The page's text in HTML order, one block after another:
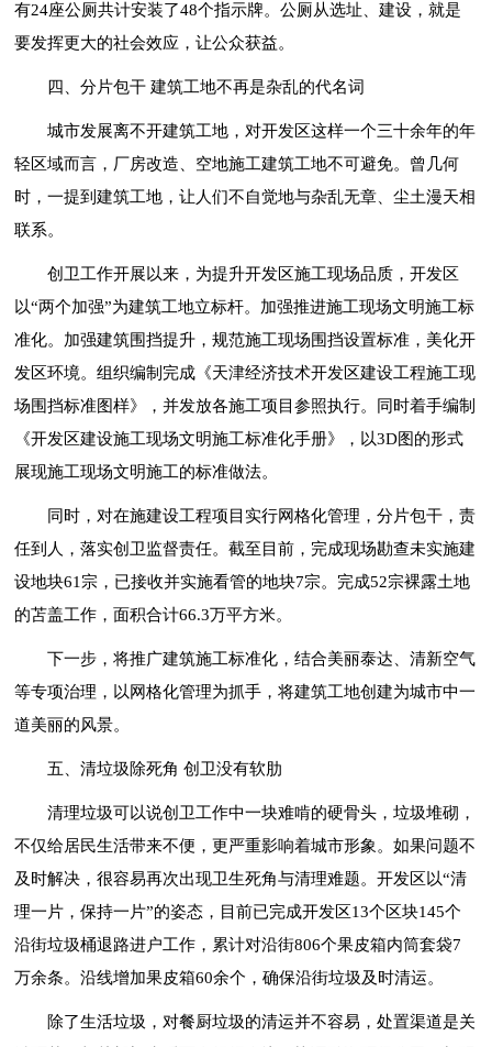
有24座公厕共计安装了48个指示牌。公厕从选址、建设，就是
要发挥更大的社会效应，让公众获益。
四、分片包干 建筑工地不再是杂乱的代名词
城市发展离不开建筑工地，对开发区这样一个三十余年的年
轻区域而言，厂房改造、空地施工建筑工地不可避免。曾几何
时，一提到建筑工地，让人们不自觉地与杂乱无章、尘土漫天相
联系。
创卫工作开展以来，为提升开发区施工现场品质，开发区
以“两个加强”为建筑工地立标杆。加强推进施工现场文明施工标
准化。加强建筑围挡提升，规范施工现场围挡设置标准，美化开
发区环境。组织编制完成《天津经济技术开发区建设工程施工现
场围挡标准图样》，并发放各施工项目参照执行。同时着手编制
《开发区建设施工现场文明施工标准化手册》，以3D图的形式
展现施工现场文明施工的标准做法。
同时，对在施建设工程项目实行网格化管理，分片包干，责
任到人，落实创卫监督责任。截至目前，完成现场勘查未实施建
设地块61宗，已接收并实施看管的地块7宗。完成52宗裸露土地
的苫盖工作，面积合计66.3万平方米。
下一步，将推广建筑施工标准化，结合美丽泰达、清新空气
等专项治理，以网格化管理为抓手，将建筑工地创建为城市中一
道美丽的风景。
五、清垃圾除死角 创卫没有软肋
清理垃圾可以说创卫工作中一块难啃的硬骨头，垃圾堆砌，
不仅给居民生活带来不便，更严重影响着城市形象。如果问题不
及时解决，很容易再次出现卫生死角与清理难题。开发区以“清
理一片，保持一片”的姿态，目前已完成开发区13个区块145个
沿街垃圾桶退路进户工作，累计对沿街806个果皮箱内筒套袋7
万余条。沿线增加果皮箱60余个，确保沿街垃圾及时清运。
除了生活垃圾，对餐厨垃圾的清运并不容易，处置渠道是关